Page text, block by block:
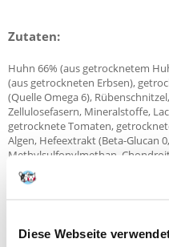
Diese Webseite
Zutaten:
Huhn 66% (aus getrocknetem
(aus getrockneten Erbsen),
(Quelle Omega 6),
Zellulosefasern, Mineralstoffe,
getrocknete Tomaten,
Algen, Hefeextrakt (Beta-Glucan
Methylsulfonylmethan,
Zitrusextrakt, Taurin 1000 mg/
Extrakt, Hagebutten-Extrakt,
cernelle 68 (SF68: NCIMB 10415)
Wiederherstellung der